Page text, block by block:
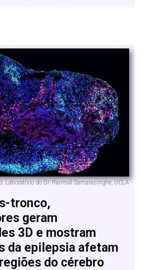
Laboratório do Dr. Ranmal Samarasinghe, UCLA
tronco,
geram
3D e mostram
da epilepsia afetam
do cérebro